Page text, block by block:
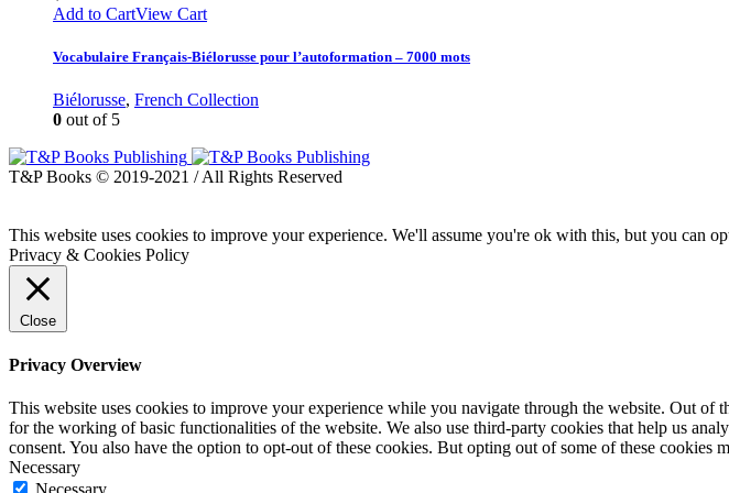
Add to CartView Cart
Vocabulaire Français-Biélorusse pour l’autoformation – 7000 mots
Biélorusse, French Collection
0 out of 5
T&P Books © 2019-2021 / All Rights Reserved
This website uses cookies to improve your experience. We'll assume you're ok with this, but you can
Privacy & Cookies Policy
Close
Privacy Overview
This website uses cookies to improve your experience while you navigate through the website. Out of
for the working of basic functionalities of the website. We also use third-party cookies that help us
consent. You also have the option to opt-out of these cookies. But opting out of some of these cookies
Necessary